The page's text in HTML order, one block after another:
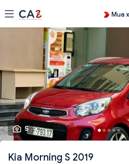
Mua
5
Kia Morning S 2019